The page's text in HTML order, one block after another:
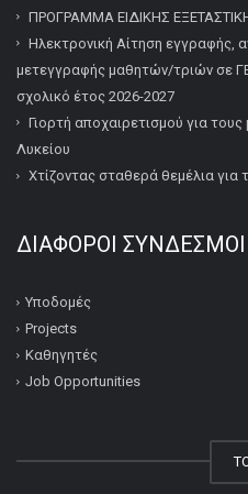
ΠΡΟΓΡΑΜΜΑ ΕΙΔΙΚΗΣ
Ηλεκτρονική Αίτηση εγγραφής,
μετεγγραφής μαθητών/τριών σε
σχολικό έτος 2026-2027
Γιορτή αποχαιρετισμού για
Λυκείου
Χτίζοντας σταθερά θεμέλια για
ΔΙΆΦΟΡΟΙ ΣΎΝΔΕΣΜΟΙ
Υποδομές
Projects
Καθηγητές
Job Opportunities